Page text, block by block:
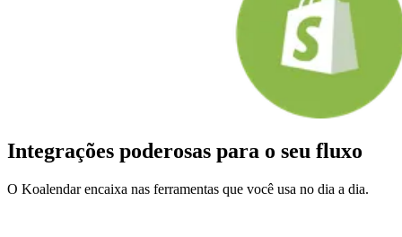
Integrações poderosas para o seu fluxo
O Koalendar encaixa nas ferramentas que você usa no dia a dia.